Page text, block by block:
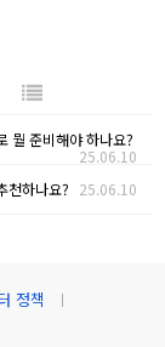
뭘 준비해야 하나요?
25.06.10
천하나요? 25.06.10
정책